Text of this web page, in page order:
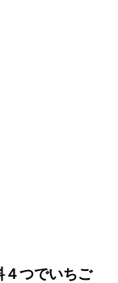
つでいちご